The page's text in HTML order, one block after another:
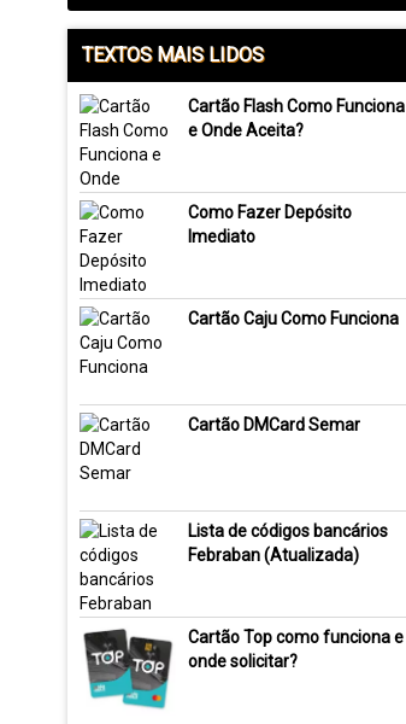
TEXTOS MAIS LIDOS
Cartão Flash Como Funciona
e Onde Aceita?
Como Fazer Depósito
Imediato
Cartão Caju Como Funciona
Cartão DMCard Semar
Lista de códigos bancários
Febraban (Atualizada)
Cartão Top como funciona e
onde solicitar?